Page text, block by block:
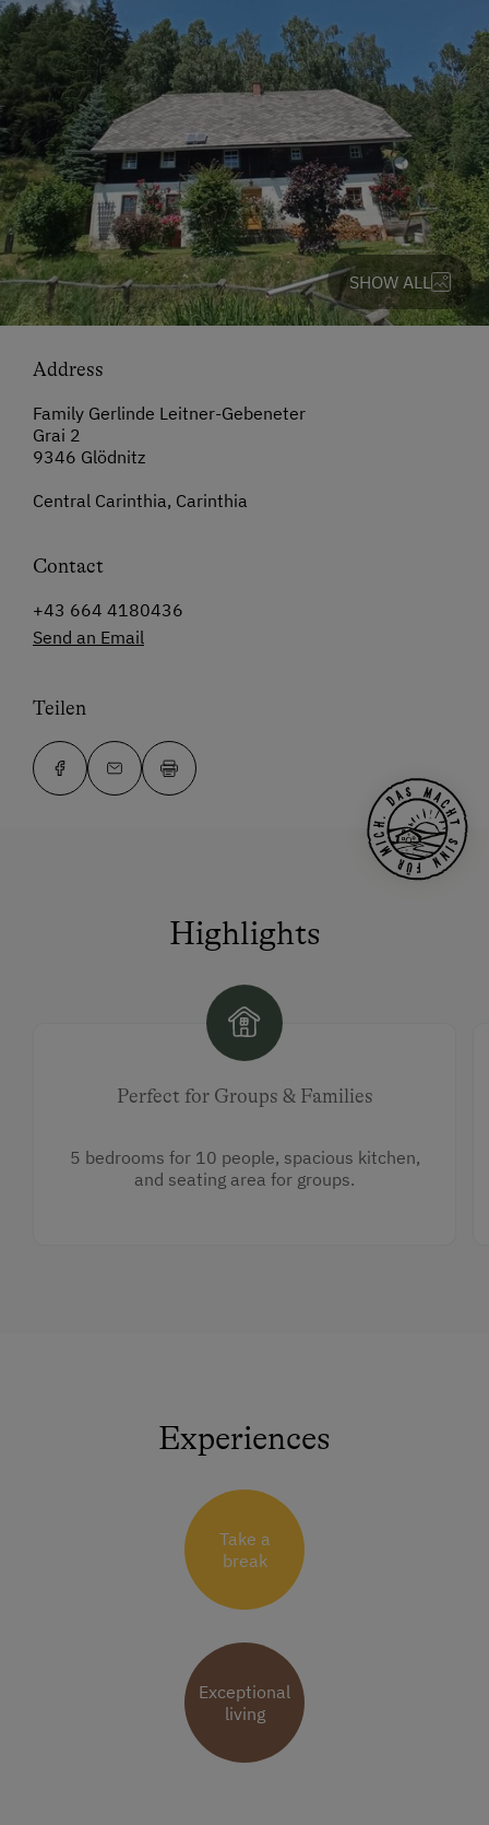
SHOW ALL
Address
Family Gerlinde Leitner-Gebeneter
Grai 2
9346 Glödnitz
Central Carinthia, Carinthia
Contact
+43 664 4180436
Send an Email
Teilen
Highlights
Perfect for Groups & Families
5 bedrooms for 10 people, spacious kitchen,
and seating area for groups.
Experiences
Take a
break
Exceptional
living